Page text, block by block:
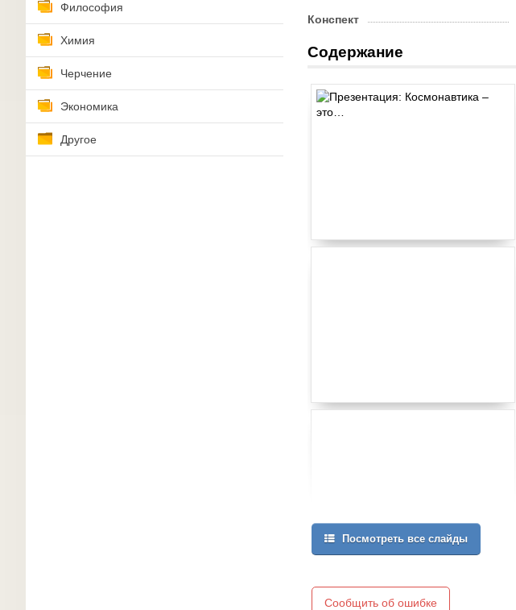
Философия
Химия
Черчение
Экономика
Другое
Конспект
Содержание
Посмотреть все слайды
Сообщить об ошибке